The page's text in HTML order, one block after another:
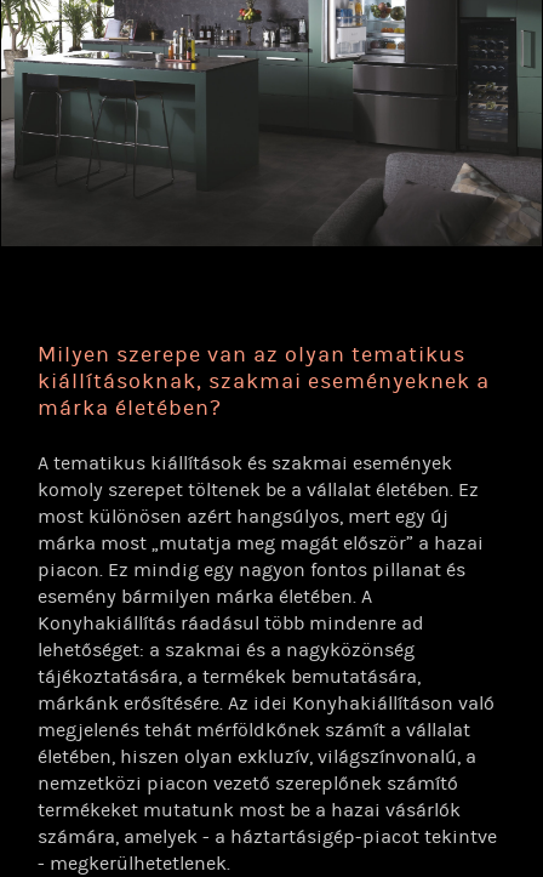
Milyen szerepe van az olyan tematikus
kiállításoknak, szakmai eseményeknek a
márka életében?
A tematikus kiállítások és szakmai események
komoly szerepet töltenek be a vállalat életében. Ez
most különösen azért hangsúlyos, mert egy új
márka most „mutatja meg magát először” a hazai
piacon. Ez mindig egy nagyon fontos pillanat és
esemény bármilyen márka életében. A
Konyhakiállítás ráadásul több mindenre ad
lehetőséget: a szakmai és a nagyközönség
tájékoztatására, a termékek bemutatására,
márkánk erősítésére. Az idei Konyhakiállításon való
megjelenés tehát mérföldkőnek számít a vállalat
életében, hiszen olyan exkluzív, világszínvonalú, a
nemzetközi piacon vezető szereplőnek számító
termékeket mutatunk most be a hazai vásárlók
számára, amelyek - a háztartásigép-piacot tekintve
- megkerülhetetlenek.